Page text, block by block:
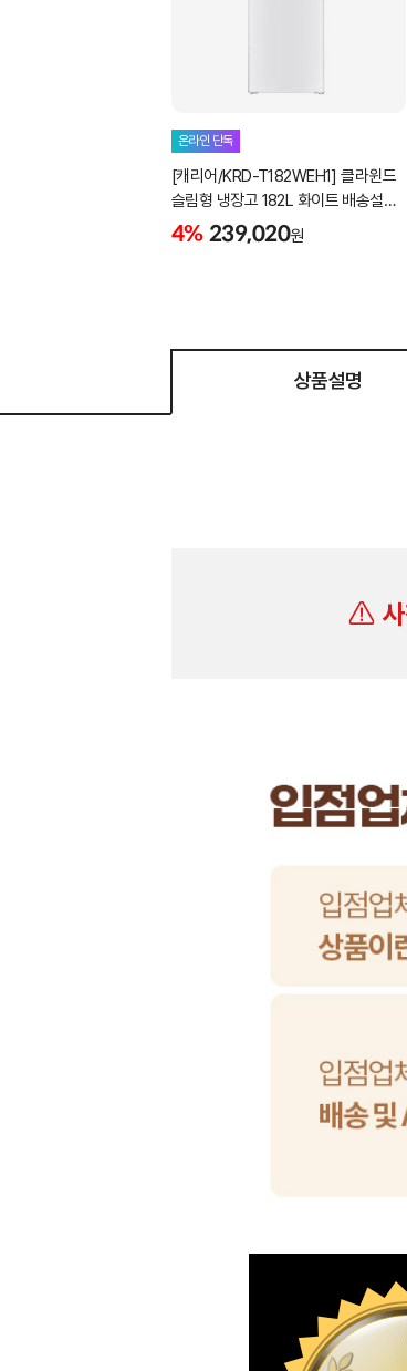
온라인 단독
[캐리어/KRD-T182WEH1] 클라윈드
슬림형 냉장고 182L 화이트 배송설치
포함
4% 239,020원
상품설명